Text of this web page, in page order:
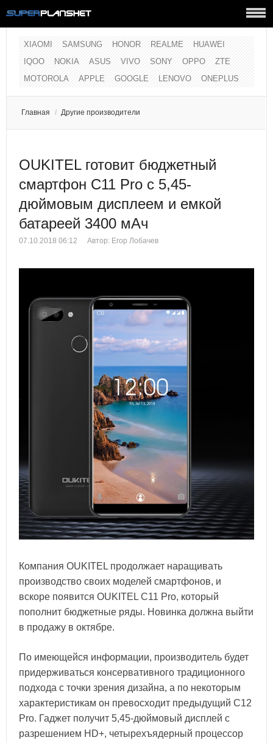
XIAOMI SAMSUNG HONOR REALME
HUAWEI
IQOO
NOKIA ASUS VIVO SONY OPPO
ZTE
MOTOROLA
APPLE GOOGLE LENOVO ONEPLUS
Главная / Другие производители
OUKITEL готовит бюджетный
смартфон C11 Pro с 5,45-
дюймовым дисплеем и емкой
батареей 3400 мАч
07.10.2018 06:12 Автор: Егор Лобачев
Компания OUKITEL продолжает наращивать
производство своих моделей смартфонов, и
вскоре появится OUKITEL C11 Pro, который
пополнит бюджетные ряды. Новинка должна выйти
в продажу в октябре.
По имеющейся информации, производитель будет
придерживаться консервативного традиционного
подхода с точки зрения дизайна, а по некоторым
характеристикам он превосходит предыдущий C12
Pro. Гаджет получит 5,45-дюймовый дисплей с
разрешением HD+, четырехъядерный процессор